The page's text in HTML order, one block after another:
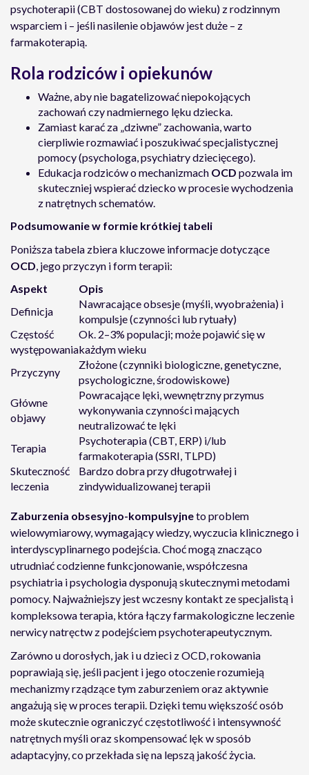
psychoterapii (CBT dostosowanej do wieku) z rodzinnym
wsparciem i – jeśli nasilenie objawów jest duże – z
farmakoterapią.
Rola rodziców i opiekunów
Ważne, aby nie bagatelizować niepokojących
zachowań czy nadmiernego lęku dziecka.
Zamiast karać za „dziwne” zachowania, warto
cierpliwie rozmawiać i poszukiwać specjalistycznej
pomocy (psychologa, psychiatry dziecięcego).
Edukacja rodziców o mechanizmach OCD pozwala im
skuteczniej wspierać dziecko w procesie wychodzenia
z natrętnych schematów.
Podsumowanie w formie krótkiej tabeli
Poniższa tabela zbiera kluczowe informacje dotyczące
OCD, jego przyczyn i form terapii:
Aspekt
Opis
Definicja
Nawracające obsesje (myśli, wyobrażenia) i
kompulsje (czynności lub rytuały)
Częstość
występowania
Ok. 2–3% populacji; może pojawić się w
każdym wieku
Przyczyny
Złożone (czynniki biologiczne, genetyczne,
psychologiczne, środowiskowe)
Główne
objawy
Powracające lęki, wewnętrzny przymus
wykonywania czynności mających
neutralizować te lęki
Terapia
Psychoterapia (CBT, ERP) i/lub
farmakoterapia (SSRI, TLPD)
Skuteczność
leczenia
Bardzo dobra przy długotrwałej i
zindywidualizowanej terapii
Zaburzenia obsesyjno-kompulsyjneto problem
wielowymiarowy, wymagający wiedzy, wyczucia klinicznego i
interdyscyplinarnego podejścia. Choć mogą znacząco
utrudniać codzienne funkcjonowanie, współczesna
psychiatria i psychologia dysponują skutecznymi metodami
pomocy. Najważniejszy jest wczesny kontakt ze specjalistą i
kompleksowa terapia, która łączy farmakologiczne leczenie
nerwicy natręctw z podejściem psychoterapeutycznym.
Zarówno u dorosłych, jak i u dzieci z OCD, rokowania
poprawiają się, jeśli pacjent i jego otoczenie rozumieją
mechanizmy rządzące tym zaburzeniem oraz aktywnie
angażują się w proces terapii. Dzięki temu większość osób
może skutecznie ograniczyć częstotliwość i intensywność
natrętnych myśli oraz skompensować lęk w sposób
adaptacyjny, co przekłada się na lepszą jakość życia.